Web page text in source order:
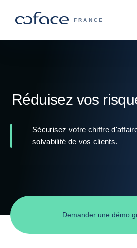
COFACE, FOR
FRANCE
Retour à la page d'accueil
Réduisez vos
Sécurisez votre chiffre
solvabilité de vos clients.
Demander une démo